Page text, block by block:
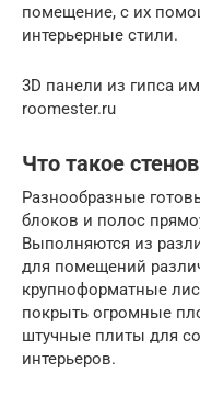
помещение, с их
интерьерные стили.
3D панели из гипса
roomester.ru
Что такое
Разнообразные
блоков и полос
Выполняются из
для помещений
крупноформатные
покрыть огромные
штучные плиты для
интерьеров.